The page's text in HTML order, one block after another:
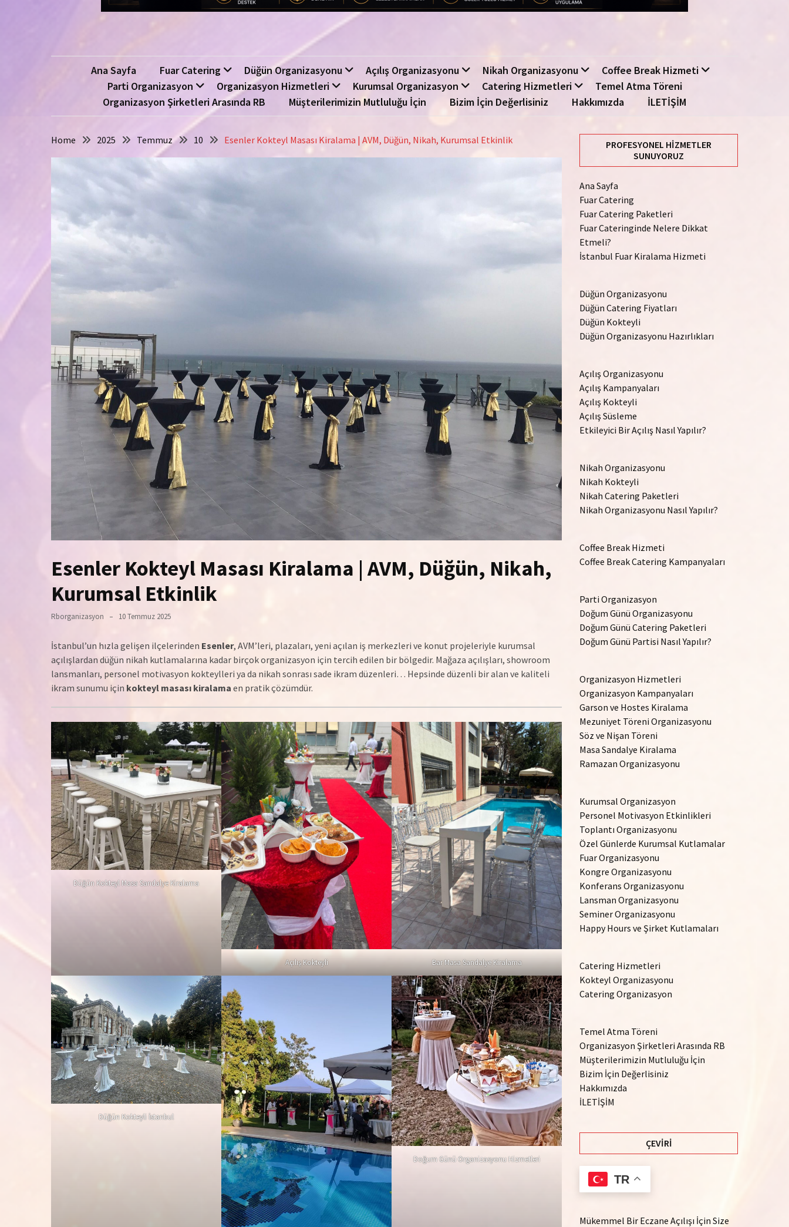
Ana Sayfa Fuar Catering Düğün Organizasyonu Açılış Organizasyonu Nikah Organizasyonu
Coffee Break Hizmeti
Parti Organizasyon
Organizasyon Hizmetleri Kurumsal Organizasyon Catering Hizmetleri
Temel Atma Töreni
Organizasyon Şirketleri Arasında RB
Müşterilerimizin Mutluluğu İçin Bizim İçin Değerlisiniz Hakkımızda İLETİŞİM
Home 2025 Temmuz 10 Esenler Kokteyl Masası Kiralama | AVM, Düğün, Nikah, Kurumsal Etkinlik
Esenler Kokteyl Masası Kiralama | AVM, Düğün, Nikah,
Kurumsal Etkinlik
Rborganizasyon 10 Temmuz 2025
İstanbul’un hızla gelişen ilçelerinden Esenler, AVM’leri, plazaları, yeni açılan iş merkezleri ve konut projeleriyle kurumsal
açılışlardan düğün nikah kutlamalarına kadar birçok organizasyon için tercih edilen bir bölgedir. Mağaza açılışları, showroom
lansmanları, personel motivasyon kokteylleri ya da nikah sonrası sade ikram düzenleri… Hepsinde düzenli bir alan ve kaliteli
ikram sunumu için kokteyl masası kiralama en pratik çözümdür.
Düğün Kokteyl Masa Sandalye Kiralama
Açılış Kokteyli Bar Masa Sandalye Kiralama
Düğün Kokteyli İstanbul
Doğum Günü Organizasyonu Hizmetleri
PROFESYONEL HIZMETLER
SUNUYORUZ
Ana Sayfa
Fuar Catering
Fuar Catering Paketleri
Fuar Cateringinde Nelere Dikkat
Etmeli?
İstanbul Fuar Kiralama Hizmeti
Düğün Organizasyonu
Düğün Catering Fiyatları
Düğün Kokteyli
Düğün Organizasyonu Hazırlıkları
Açılış Organizasyonu
Açılış Kampanyaları
Açılış Kokteyli
Açılış Süsleme
Etkileyici Bir Açılış Nasıl Yapılır?
Nikah Organizasyonu
Nikah Kokteyli
Nikah Catering Paketleri
Nikah Organizasyonu Nasıl Yapılır?
Coffee Break Hizmeti
Coffee Break Catering Kampanyaları
Parti Organizasyon
Doğum Günü Organizasyonu
Doğum Günü Catering Paketleri
Doğum Günü Partisi Nasıl Yapılır?
Organizasyon Hizmetleri
Organizasyon Kampanyaları
Garson ve Hostes Kiralama
Mezuniyet Töreni Organizasyonu
Söz ve Nişan Töreni
Masa Sandalye Kiralama
Ramazan Organizasyonu
Kurumsal Organizasyon
Personel Motivasyon Etkinlikleri
Toplantı Organizasyonu
Özel Günlerde Kurumsal Kutlamalar
Fuar Organizasyonu
Kongre Organizasyonu
Konferans Organizasyonu
Lansman Organizasyonu
Seminer Organizasyonu
Happy Hours ve Şirket Kutlamaları
Catering Hizmetleri
Kokteyl Organizasyonu
Catering Organizasyon
Temel Atma Töreni
Organizasyon Şirketleri Arasında RB
Müşterilerimizin Mutluluğu İçin
Bizim İçin Değerlisiniz
Hakkımızda
İLETİŞİM
ÇEVIRI
TR
Mükemmel Bir Eczane Açılışı İçin Size